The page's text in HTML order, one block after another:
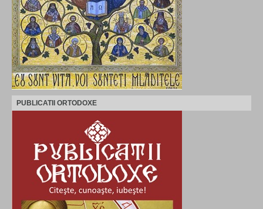
PUBLICATII ORTODOXE